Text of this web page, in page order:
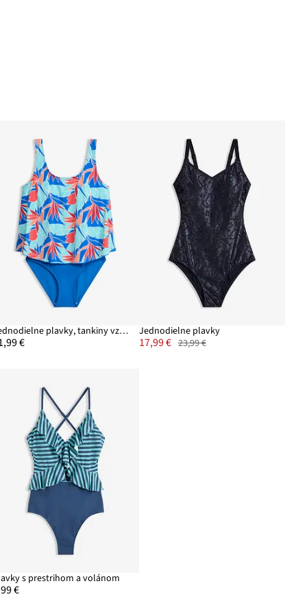
Jednodielne plavky, tankiny vzhľad
€
Jednodielne plavky
17,99 € 23,99 €
s prestrihom a volánom
€